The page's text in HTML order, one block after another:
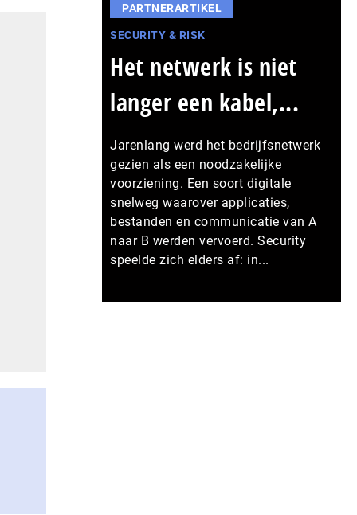
PARTNERARTIKEL
SECURITY & RISK
Het netwerk is niet
langer een kabel,...
Jarenlang werd het bedrijfsnetwerk
gezien als een noodzakelijke
voorziening. Een soort digitale
snelweg waarover applicaties,
bestanden en communicatie van A
naar B werden vervoerd. Security
speelde zich elders af: in...